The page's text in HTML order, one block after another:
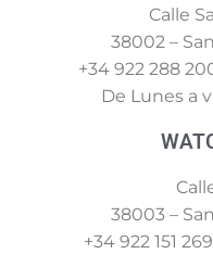
Calle
38002 –
+34 922 288
De Lunes a
38003 –
+34 922 151